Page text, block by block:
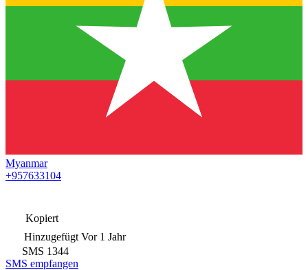
Myanmar
+957633104
Kopiert
Hinzugefügt Vor 1 Jahr
SMS 1344
SMS empfangen